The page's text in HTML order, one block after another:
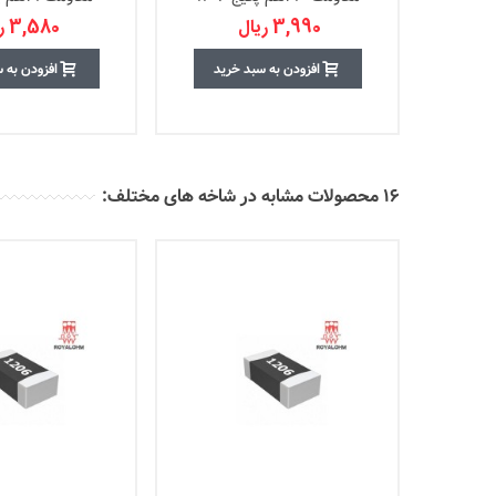
3,990 ریال
افزودن به سبد خرید
3,580 ریال
افزودن
16 محصولات مشابه در شاخه های مختلف: